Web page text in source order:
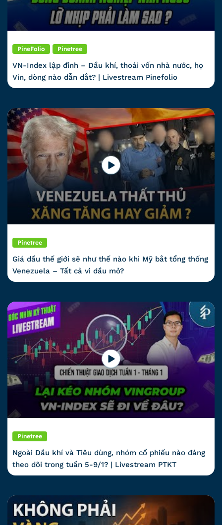
PineFolio Pinetree
VN-Index lập đỉnh – Dầu khí, thoái vốn nhà nước, họ
Vin, dòng nào dẫn dắt? | Livestream Pinefolio
Pinetree
Giá dầu thế giới sẽ như thế nào khi Mỹ bắt tổng thống
Venezuela – Tất cả vì dầu mỏ?
Pinetree
Ngoài Dầu khí và Tiêu dùng, nhóm cổ phiếu nào đáng
theo dõi trong tuần 5-9/1? | Livestream PTKT